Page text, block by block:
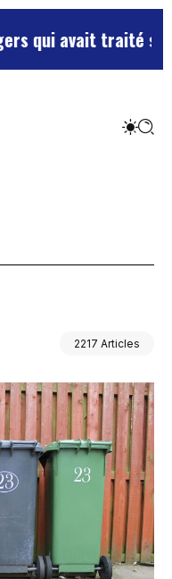
ses chefs de
2217 Articles